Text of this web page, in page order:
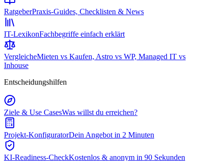
RatgeberPraxis-Guides, Checklisten & News
IT-LexikonFachbegriffe einfach erklärt
VergleicheMieten vs Kaufen, Astro vs WP, Managed IT vs
Inhouse
Entscheidungshilfen
Ziele & Use CasesWas willst du erreichen?
Projekt-KonfiguratorDein Angebot in 2 Minuten
KI-Readiness-CheckKostenlos & anonym in 90 Sekunden